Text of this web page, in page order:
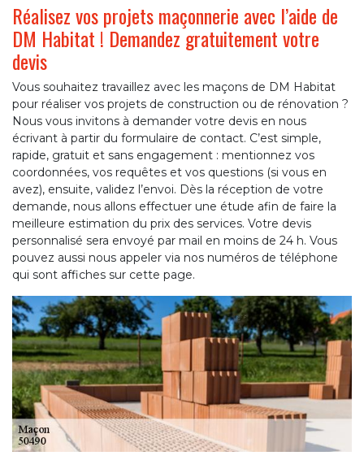
Réalisez vos projets maçonnerie avec l’aide de
DM Habitat ! Demandez gratuitement votre
devis
Vous souhaitez travaillez avec les maçons de DM Habitat
pour réaliser vos projets de construction ou de rénovation ?
Nous vous invitons à demander votre devis en nous
écrivant à partir du formulaire de contact. C’est simple,
rapide, gratuit et sans engagement : mentionnez vos
coordonnées, vos requêtes et vos questions (si vous en
avez), ensuite, validez l’envoi. Dès la réception de votre
demande, nous allons effectuer une étude afin de faire la
meilleure estimation du prix des services. Votre devis
personnalisé sera envoyé par mail en moins de 24 h. Vous
pouvez aussi nous appeler via nos numéros de téléphone
qui sont affiches sur cette page.